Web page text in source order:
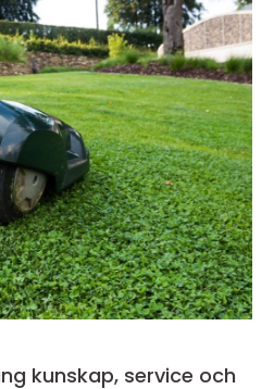
och